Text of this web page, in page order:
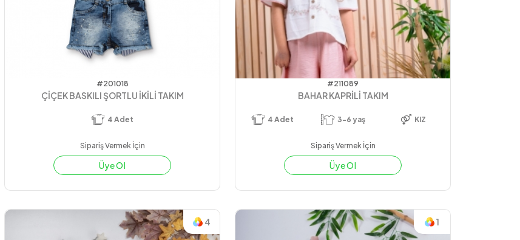
#201018
ÇİÇEK BASKILI ŞORTLU İKİLİ TAKIM
4 Adet
Sipariş Vermek İçin
Üye Ol
#211089
BAHAR KAPRİLİ TAKIM
4 Adet 3-6 yaş KIZ
Sipariş Vermek İçin
Üye Ol
4 1